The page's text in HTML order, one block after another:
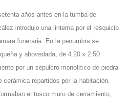
años antes en la tumba de
introdujo una linterna por el resquicio
funeraria. En la penumbra se
y abovedada, de 4.20 x 2.50
por un sepulcro monolítico de piedra
repartidos por la habitación.
el tosco muro de cerramiento,